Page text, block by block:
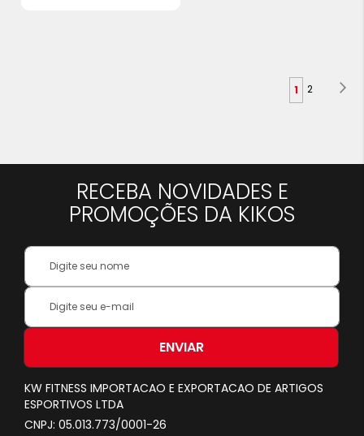
Você
a
1 Página
2
RECEBA NOVIDADES E
PROMOÇÕES DA KIKOS
Your
Name:
Inscreva-
na
Newsletter:
ENVIAR
KW FITNESS IMPORTACAO E EXPORTACAO DE ARTIGOS
ESPORTIVOS LTDA
CNPJ: 05.013.773/0001-26